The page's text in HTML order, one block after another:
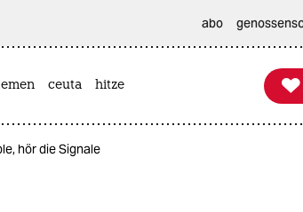
abo
ceuta hitze 
hör die Signale